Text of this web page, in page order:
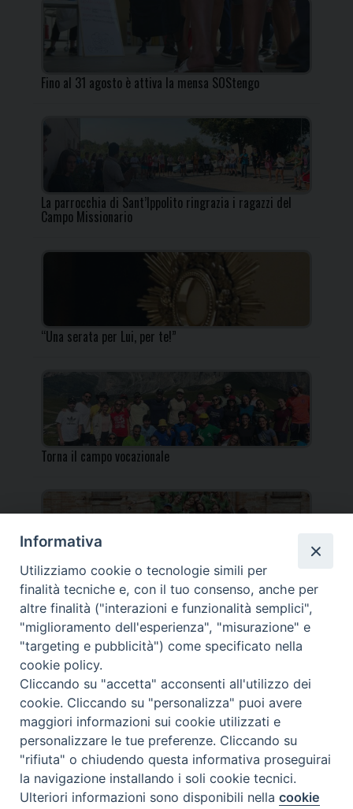
Fino al 31 agosto è attiva la mensa SOStengo
La parrocchia di Sant’Ippolito ringrazia i ragazzi del
Campo Missionario
“Una serata per Lui, per te!”
Torna il campo vocazionale
Torna il Campo Missionario Diocesano
_____________________________________________________
_____________________________
DIOCESI DI FANO FOSSOMBRONE CAGLI PERGOLA | Via Roma,
118 - 61032 FANO (PU) |
Tel. 0721 803737 o 826044 | Cod. Fiscale 90003900413
Note legali| Privacy
© TUTTI I DIRITTI RISERVATI
Preferenze Cookie
Informativa
Utilizziamo cookie o tecnologie simili per
finalità tecniche e, con il tuo consenso, anche per
altre finalità ("interazioni e funzionalità semplici",
"miglioramento dell'esperienza", "misurazione" e
"targeting e pubblicità") come specificato nella
cookie policy.
Cliccando su "accetta" acconsenti all'utilizzo dei
cookie. Cliccando su "personalizza" puoi avere
maggiori informazioni sui cookie utilizzati e
personalizzare le tue preferenze. Cliccando su
"rifiuta" o chiudendo questa informativa proseguirai
la navigazione installando i soli cookie tecnici.
Ulteriori informazioni sono disponibili nellacookie